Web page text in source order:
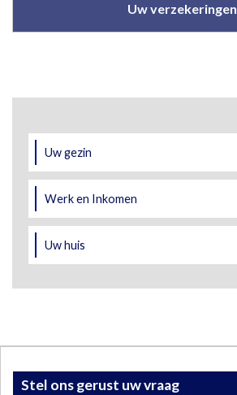
Uw verzekeringen
Uw gezin
Werk en Inkomen
Uw huis
Stel ons gerust uw vraag